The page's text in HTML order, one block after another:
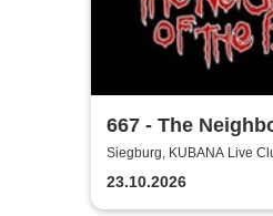
667 - The
Beast
Siegburg, KUBANA Live
23.10.2026